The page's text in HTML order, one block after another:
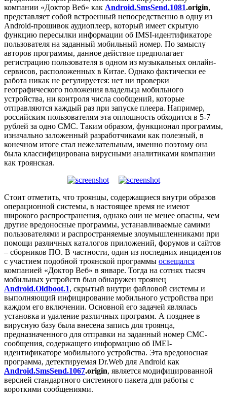
компании «Доктор Веб» как Android.SmsSend.1081.origin,
представляет собой встроенный непосредственно в одну из
Android-прошивок аудиоплеер, который имеет скрытую
функцию пересылки информации об IMSI-идентификаторе
пользователя на заданный мобильный номер. По замыслу
авторов программы, данное действие предполагает
регистрацию пользователя в одном из музыкальных онлайн-
сервисов, расположенных в Китае. Однако фактически ее
работа никак не регулируется: нет ни проверки
географического положения владельца мобильного
устройства, ни контроля числа сообщений, которые
отправляются каждый раз при запуске плеера. Например,
российским пользователям эта оплошность обходится в 5-7
рублей за одно СМС. Таким образом, функционал программы,
изначально заложенный разработчиками как полезный, в
конечном итоге стал нежелательным, именно поэтому она
была классифицирована вирусными аналитиками компании
как троянская.
Стоит отметить, что троянцы, содержащиеся внутри образов
операционной системы, в настоящее время не имеют
широкого распространения, однако они не менее опасны, чем
другие вредоносные программы, устанавливаемые самими
пользователями и распространяемые злоумышленниками при
помощи различных каталогов приложений, форумов и сайтов
– сборников ПО. В частности, один из последних инцидентов
с участием подобной троянской программы освещался
компанией «Доктор Веб» в январе. Тогда на сотнях тысяч
мобильных устройств был обнаружен троянец
Android.Oldboot.1, скрытый внутри файловой системы и
выполняющий инфицирование мобильного устройства при
каждом его включении. Основной его задачей являлась
установка и удаление различных программ. А позднее в
вирусную базу была внесена запись для троянца,
предназначенного для отправки на заданный номер СМС-
сообщения, содержащего информацию об IMEI-
идентификаторе мобильного устройства. Эта вредоносная
программа, детектируемая Dr.Web для Android как
Android.SmsSend.1067.origin, является модифицированной
версией стандартного системного пакета для работы с
короткими сообщениями.